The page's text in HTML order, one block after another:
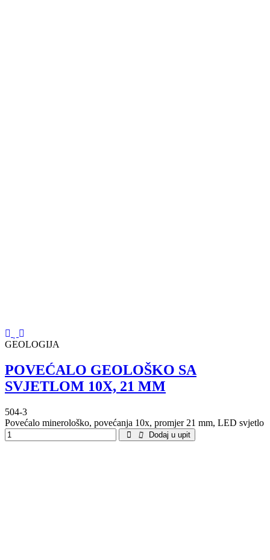
GEOLOGIJA
POVEĆALO GEOLOŠKO SA
SVJETLOM 10X, 21 MM
504-3
Povećalo minerološko, povećanja 10x, promjer 21 mm, LED svjetlo
Dodaj u upit